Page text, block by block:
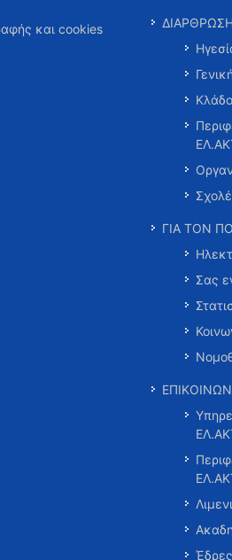
και cookies
ΔΙΑΡΘΡΩΣΗ
ΓΙΑ ΤΟΝ
Σας